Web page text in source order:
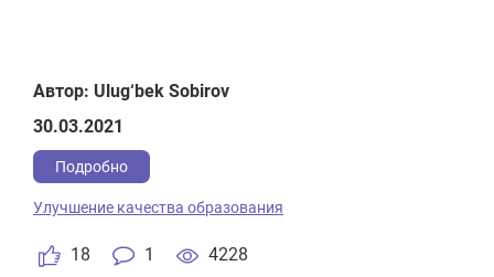
Автор: Ulug‘bek Sobirov
30.03.2021
Подробно
18 1 4228
Улучшение качества образования